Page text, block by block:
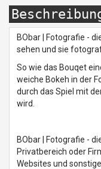
BObar | Fotografie -
sehen und sie
So wie das Bouqet
weiche Bokeh in der
durch das Spiel mit
wird.
BObar | Fotografie -
Privatbereich oder
Websites und